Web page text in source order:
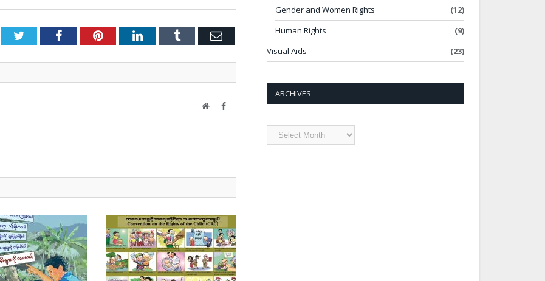
TwitterFacebookPinterestLinkedInTumblr Email
WebsiteFacebook
Gender and Women Rights
(12)
Human Rights
(9)
Visual Aids
(23)
ARCHIVES
Archives